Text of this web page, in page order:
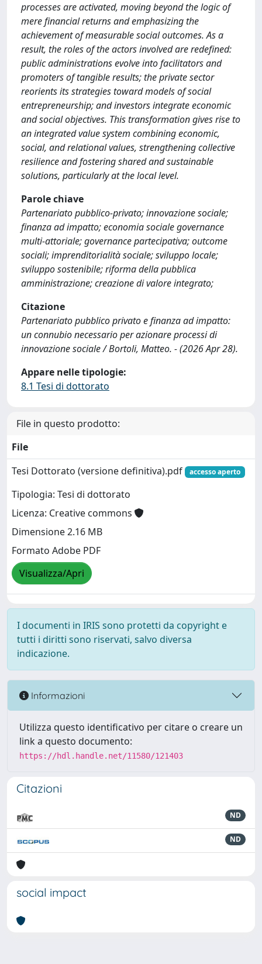
processes are activated, moving beyond the logic of
mere financial returns and emphasizing the
achievement of measurable social outcomes. As a
result, the roles of the actors involved are redefined:
public administrations evolve into facilitators and
promoters of tangible results; the private sector
reorients its strategies toward models of social
entrepreneurship; and investors integrate economic
and social objectives. This transformation gives rise to
an integrated value system combining economic,
social, and relational values, strengthening collective
resilience and fostering shared and sustainable
solutions, particularly at the local level.
Parole chiave
Partenariato pubblico-privato; innovazione sociale;
finanza ad impatto; economia sociale governance
multi-attoriale; governance partecipativa; outcome
sociali; imprenditorialità sociale; sviluppo locale;
sviluppo sostenibile; riforma della pubblica
amministrazione; creazione di valore integrato;
Citazione
Partenariato pubblico privato e finanza ad impatto:
un connubio necessario per azionare processi di
innovazione sociale / Bortoli, Matteo. - (2026 Apr 28).
Appare nelle tipologie:
8.1 Tesi di dottorato
File in questo prodotto:
File
Tesi Dottorato (versione definitiva).pdf
accesso aperto
Tipologia: Tesi di dottorato
Licenza: Creative commons
Dimensione 2.16 MB
Formato Adobe PDF
Visualizza/Apri
I documenti in IRIS sono protetti da copyright e
tutti i diritti sono riservati, salvo diversa
indicazione.
Informazioni
Utilizza questo identificativo per citare o creare un
link a questo documento:
https://hdl.handle.net/11580/121403
Citazioni
ND
ND
social impact